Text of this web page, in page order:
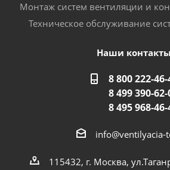
Монтаж систем вентиляции и
Техническое обслуживание
Наши контакты
8 800 222-46-
8 499 390-62-
8 495 968-46-
info@ventilyacia-
115432, г. Москва,